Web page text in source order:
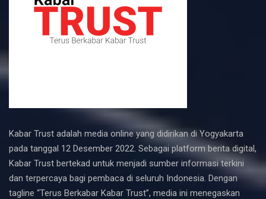
Kabar Trust adalah media online yang didirikan di Yogyakarta
pada tanggal 12 Desember 2022. Sebagai platform berita digital,
Kabar Trust bertekad untuk menjadi sumber informasi terkini
dan terpercaya bagi pembaca di seluruh Indonesia. Dengan
tagline “Terus Berkabar Kabar Trust”, media ini menegaskan